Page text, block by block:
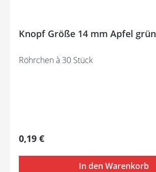
Knopf Größe 14 mm Apfel grün
Röhrchen à 30 Stück
Regulärer Preis:
0,19 €
In den Warenkorb